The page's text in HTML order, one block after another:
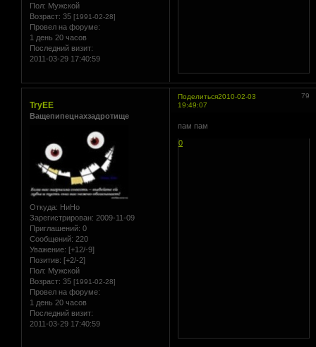
Пол: Мужской
Возраст: 35 [1991-02-28]
Провел на форуме:
1 день 20 часов
Последний визит:
2011-03-29 17:40:59
Поделиться 79
2010-02-03
19:49:07
TryEE
Ващепипецнахзадротище
Откуда: НиНо
Зарегистрирован: 2009-11-09
Приглашений: 0
Сообщений: 220
Уважение: [+12/-9]
Позитив: [+2/-2]
Пол: Мужской
Возраст: 35 [1991-02-28]
Провел на форуме:
1 день 20 часов
Последний визит:
2011-03-29 17:40:59
пам пам
0